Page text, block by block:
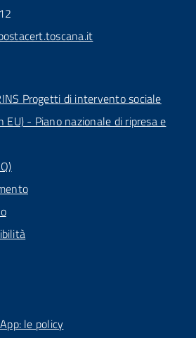
Progetti di intervento sociale
EU) - Piano nazionale di ripresa e
le policy